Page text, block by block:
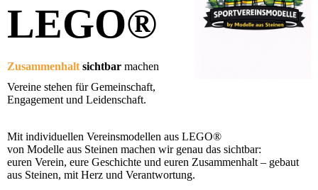
LEGO®
Zusammenhalt sichtbar machen
Vereine stehen für Gemeinschaft,
Engagement und Leidenschaft.
Mit individuellen Vereinsmodellen aus LEGO®
von Modelle aus Steinen machen wir genau das sichtbar:
euren Verein, eure Geschichte und euren Zusammenhalt – gebaut
aus Steinen, mit Herz und Verantwortung.